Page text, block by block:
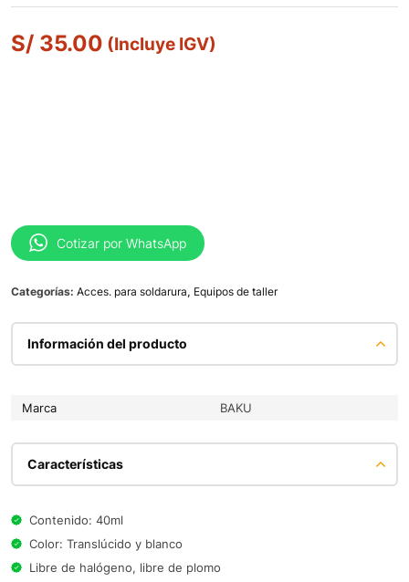
S/ 35.00 (Incluye IGV)
Cotizar por WhatsApp
Categorías: Acces. para soldarura, Equipos de taller
Información del producto
Marca BAKU
Características
Contenido: 40ml
Color: Translúcido y blanco
Libre de halógeno, libre de plomo